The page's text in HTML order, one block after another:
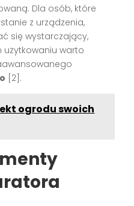
Dla osób, które
z urządzenia,
się wystarczający,
warto
[2].
ogrodu swoich